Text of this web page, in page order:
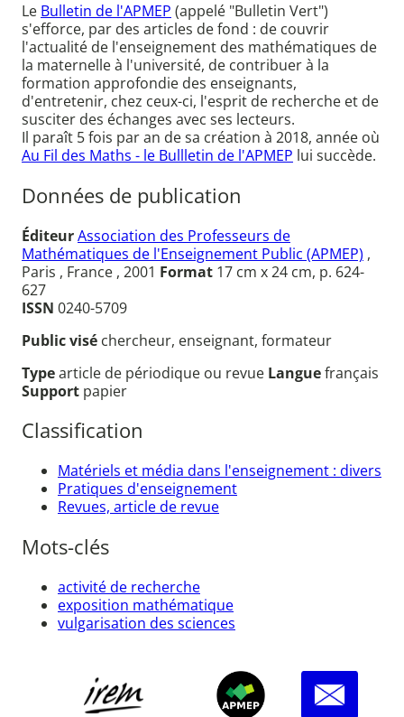
Le Bulletin de l'APMEP (appelé "Bulletin Vert")
s'efforce, par des articles de fond : de couvrir
l'actualité de l'enseignement des mathématiques de
la maternelle à l'université, de contribuer à la
formation approfondie des enseignants,
d'entretenir, chez ceux-ci, l'esprit de recherche et de
susciter des échanges avec ses lecteurs.
Il paraît 5 fois par an de sa création à 2018, année où
Au Fil des Maths - le Bullletin de l'APMEP lui succède.
Données de publication
ÉditeurAssociation des Professeurs de
Mathématiques de l'Enseignement Public (APMEP) ,
Paris , France , 2001 Format 17 cm x 24 cm, p. 624-
627
ISSN 0240-5709
Public visé chercheur, enseignant, formateur
Typearticle de périodique ou revue Languefrançais
Support papier
Classification
Matériels et média dans l'enseignement : divers
Pratiques d'enseignement
Revues, article de revue
Mots-clés
activité de recherche
exposition mathématique
vulgarisation des sciences